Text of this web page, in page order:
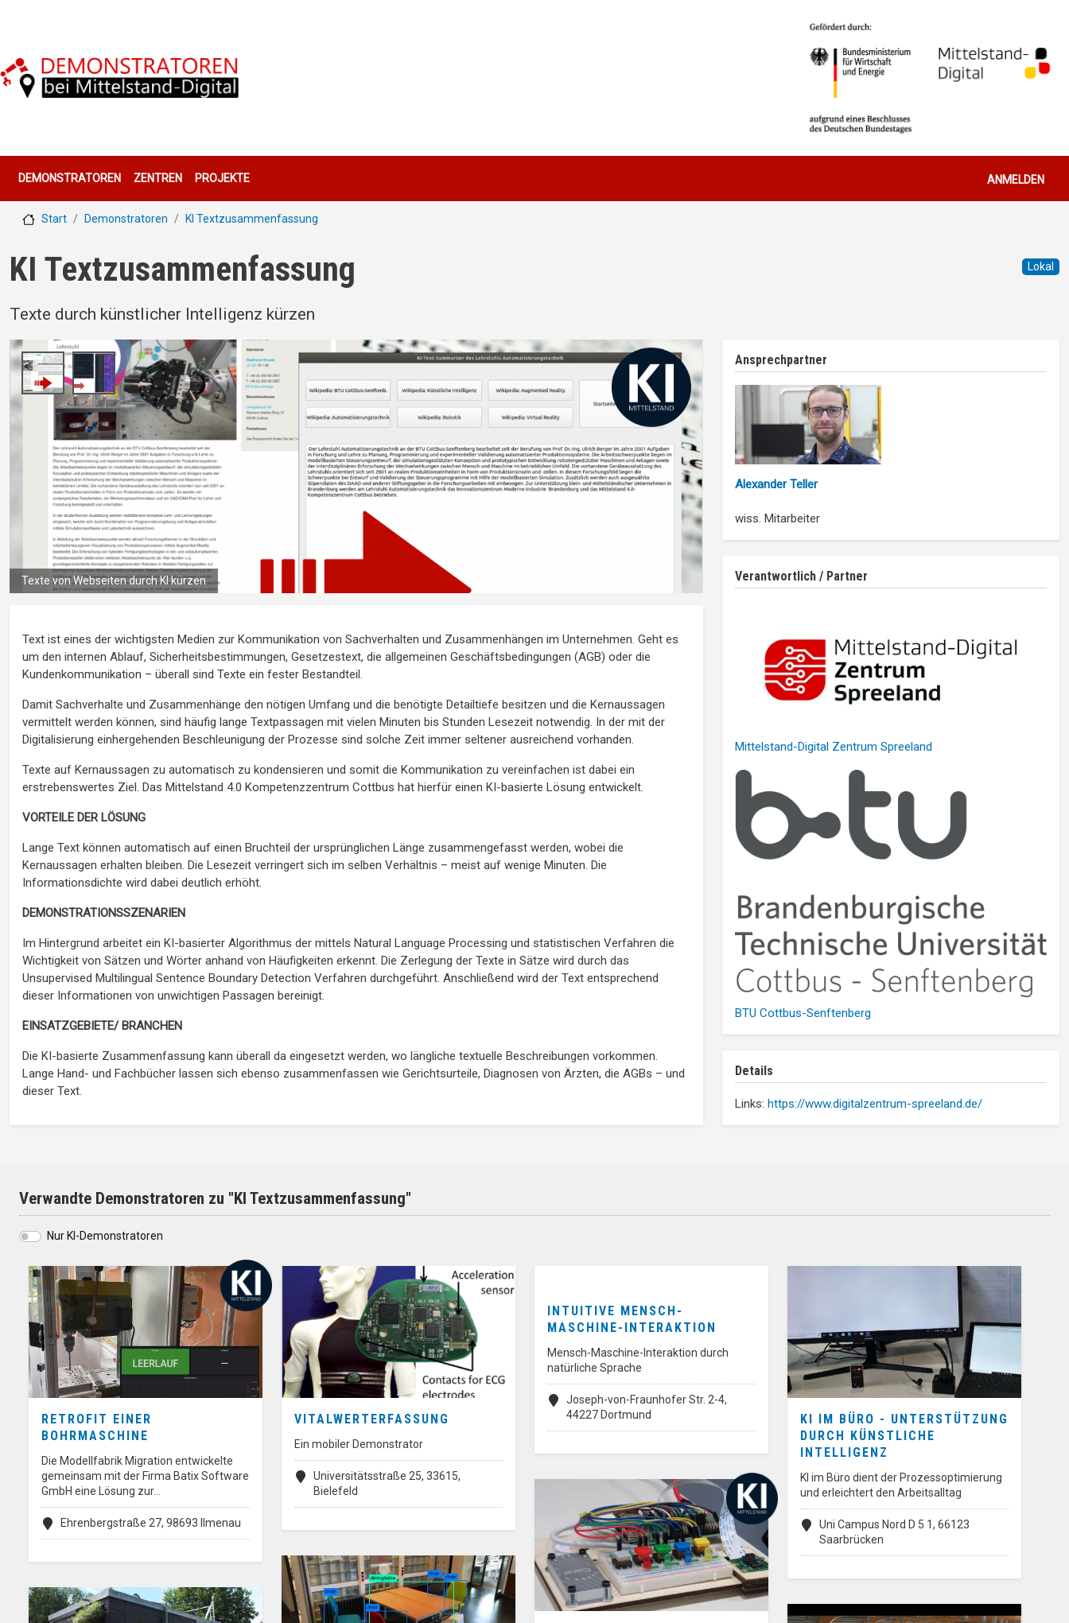
Hauptnavigation
DEMONSTRATOREN ZENTREN PROJEKTE ANMELDEN
Start Demonstratoren KI Textzusammenfassung
KI Textzusammenfassung
Texte durch künstlicher Intelligenz kürzen
Lokal
Klassifizierung und Bewertung von Textfragmenten
Text ist eines der wichtigsten Medien zur Kommunikation von Sachverhalten und Zusammenhängen im Unternehmen. Geht es
um den internen Ablauf, Sicherheitsbestimmungen, Gesetzestext, die allgemeinen Geschäftsbedingungen (AGB) oder die
Kundenkommunikation – überall sind Texte ein fester Bestandteil.
Damit Sachverhalte und Zusammenhänge den nötigen Umfang und die benötigte Detailtiefe besitzen und die Kernaussagen
vermittelt werden können, sind häufig lange Textpassagen mit vielen Minuten bis Stunden Lesezeit notwendig. In der mit der
Digitalisierung einhergehenden Beschleunigung der Prozesse sind solche Zeit immer seltener ausreichend vorhanden.
Texte auf Kernaussagen zu automatisch zu kondensieren und somit die Kommunikation zu vereinfachen ist dabei ein
erstrebenswertes Ziel. Das Mittelstand 4.0 Kompetenzzentrum Cottbus hat hierfür einen KI-basierte Lösung entwickelt.
VORTEILE DER LÖSUNG
Lange Text können automatisch auf einen Bruchteil der ursprünglichen Länge zusammengefasst werden, wobei die
Kernaussagen erhalten bleiben. Die Lesezeit verringert sich im selben Verhältnis – meist auf wenige Minuten. Die
Informationsdichte wird dabei deutlich erhöht.
DEMONSTRATIONSSZENARIEN
Im Hintergrund arbeitet ein KI-basierter Algorithmus der mittels Natural Language Processing und statistischen Verfahren die
Wichtigkeit von Sätzen und Wörter anhand von Häufigkeiten erkennt. Die Zerlegung der Texte in Sätze wird durch das
Unsupervised Multilingual Sentence Boundary Detection Verfahren durchgeführt. Anschließend wird der Text entsprechend
dieser Informationen von unwichtigen Passagen bereinigt.
EINSATZGEBIETE/ BRANCHEN
Die KI-basierte Zusammenfassung kann überall da eingesetzt werden, wo längliche textuelle Beschreibungen vorkommen.
Lange Hand- und Fachbücher lassen sich ebenso zusammenfassen wie Gerichtsurteile, Diagnosen von Ärzten, die AGBs – und
dieser Text.
Ansprechpartner
Alexander Teller
wiss. Mitarbeiter
Verantwortlich / Partner
Mittelstand-Digital Zentrum Spreeland
BTU Cottbus-Senftenberg
Details
Links: https://www.digitalzentrum-spreeland.de/
Verwandte Demonstratoren zu "KI Textzusammenfassung"
Nur KI-Demonstratoren
RETROFIT EINER
BOHRMASCHINE
Die Modellfabrik Migration entwickelte
gemeinsam mit der Firma Batix Software
GmbH eine Lösung zur…
Ehrenbergstraße 27, 98693 Ilmenau
VITALWERTERFASSUNG
Ein mobiler Demonstrator
Universitätsstraße 25, 33615,
Bielefeld
INTUITIVE MENSCH-
MASCHINE-INTERAKTION
Mensch-Maschine-Interaktion durch
natürliche Sprache
Joseph-von-Fraunhofer Str. 2-4,
44227 Dortmund
KI IM BÜRO - UNTERSTÜTZUNG
DURCH KÜNSTLICHE
INTELLIGENZ
KI im Büro dient der Prozessoptimierung
und erleichtert den Arbeitsalltag
Uni Campus Nord D 5 1, 66123
Saarbrücken